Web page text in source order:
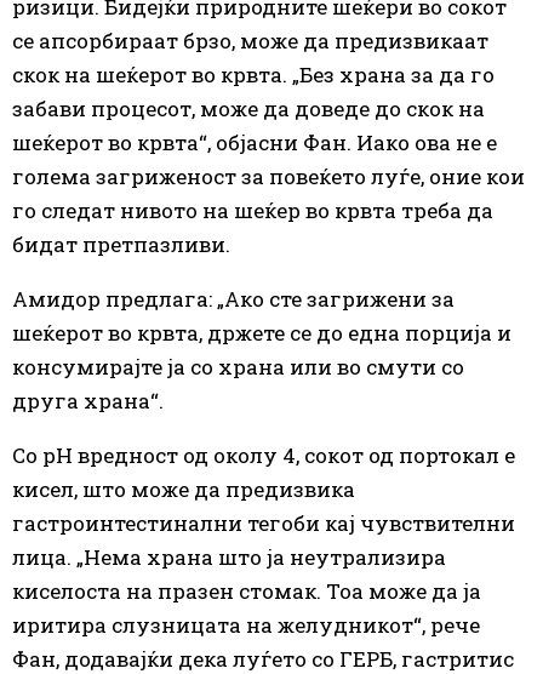
ризици. Бидејќи природните шеќери во сокот
се апсорбираат брзо, може да предизвикаат
скок на шеќерот во крвта. „Без храна за да го
забави процесот, може да доведе до скок на
шеќерот во крвта“, објасни Фан. Иако ова не е
голема загриженост за повеќето луѓе, оние кои
го следат нивото на шеќер во крвта треба да
бидат претпазливи.
Амидор предлага: „Ако сте загрижени за
шеќерот во крвта, држете се до една порција и
консумирајте ја со храна или во смути со
друга храна“.
Со pH вредност од околу 4, сокот од портокал е
кисел, што може да предизвика
гастроинтестинални тегоби кај чувствителни
лица. „Нема храна што ја неутрализира
киселоста на празен стомак. Тоа може да ја
иритира слузницата на желудникот“, рече
Фан, додавајќи дека луѓето со ГЕРБ, гастритис